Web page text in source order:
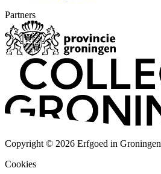
Partners
Copyright © 2026 Erfgoed in Groningen
Cookies